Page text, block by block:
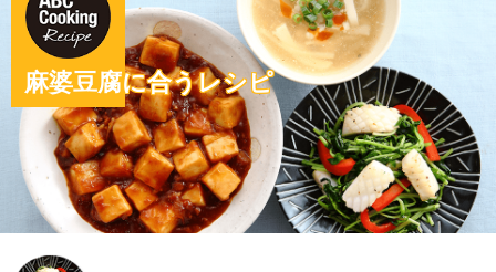
麻婆豆腐に合うレシピ